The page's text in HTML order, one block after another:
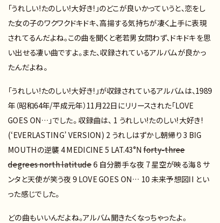
「うれしい!たのしい!大好き!」のどこが良いかっていうと、恋をし
た女の子のワクワクドキドキ、高揚する気持ちが凄く上手に表現
されてるんだよね。この曲を聞くと老若男女問わず、ドキドキを思
い出せる凄い曲ですよ。また、収録されているアルバムが良かっ
たんだよね。
「うれしい!たのしい!大好き!」が収録されているアルバムは、1989
年（昭和64年/平成元年）11月22日にリリースされた「LOVE
GOES ON…」でした。 収録曲は、 1 うれしい!たのしい!大好き!
(‘EVERLASTING’ VERSION) 2 うれしはずかし朝帰り 3 BIG
MOUTHの逆襲 4 MEDICINE 5 LAT.43°Nforty-three
degrees north latitude6 自分勝手な夜 7 星空が映る海 8 サ
ンタと天使が笑う夜 9 LOVE GOES ON… 10 未来予想図II とい
った感じでした。
どの曲もいいんだよね。アルバム聞きたくなっちゃったよ。